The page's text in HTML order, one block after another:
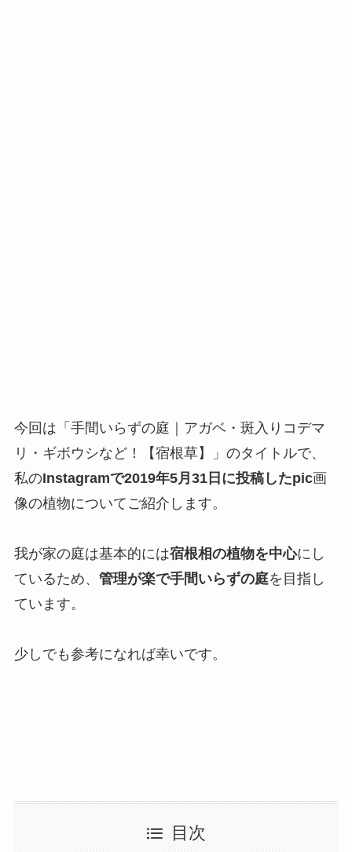
今回は「手間いらずの庭｜アガベ・斑入りコデマ
リ・ギボウシなど！【宿根草】」のタイトルで、
私のInstagramで2019年5月31日に投稿したpic画
像の植物についてご紹介します。
我が家の庭は基本的には宿根相の植物を中心にし
ているため、 管理が楽で手間いらずの庭を目指し
ています。
少しでも参考になれば幸いです。
目次